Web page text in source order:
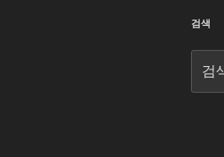
검색
색: